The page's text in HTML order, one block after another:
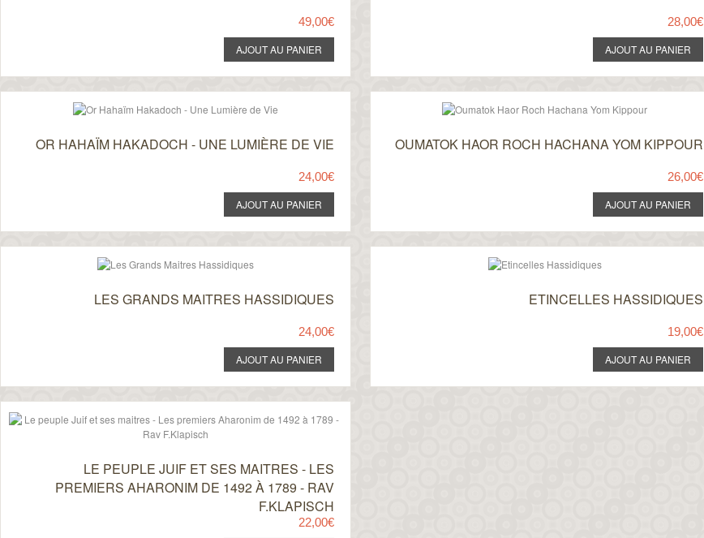
49,00€ 28,00€
OR HAHAÏM HAKADOCH - UNE LUMIÈRE DE VIE
24,00€
OUMATOK HAOR ROCH HACHANA YOM KIPPOUR
26,00€
LES GRANDS MAITRES HASSIDIQUES
24,00€
ETINCELLES HASSIDIQUES
19,00€
LE PEUPLE JUIF ET SES MAITRES - LES
PREMIERS AHARONIM DE 1492 À 1789 - RAV
F.KLAPISCH
22,00€